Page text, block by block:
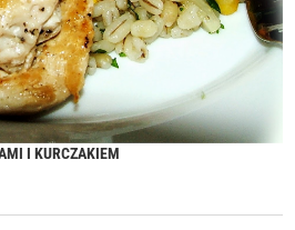
I KURCZAKIEM